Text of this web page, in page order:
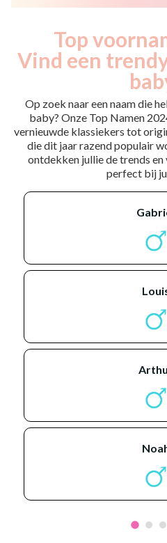
Top
Vind een
Op zoek naar een naam die
baby? Onze Top Namen
vernieuwde klassiekers tot
die dit jaar razend populair
ontdekken jullie de trends en
perfect bij